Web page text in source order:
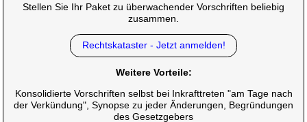
Stellen Sie Ihr Paket zu überwachender Vorschriften beliebig
zusammen.
Rechtskataster - Jetzt anmelden!
Weitere Vorteile:
Konsolidierte Vorschriften selbst bei Inkrafttreten "am Tage nach
der Verkündung", Synopse zu jeder Änderungen, Begründungen
des Gesetzgebers